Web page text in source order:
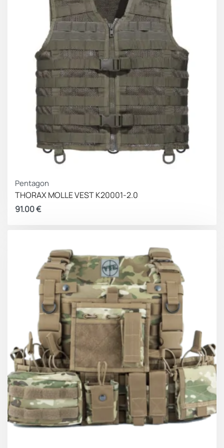
Στα πλαϊνά εφαρμόζουν μαλακές πλάκες θωράκισης
σώματος ή μαλακές πλάκες προστασίας από μαχαίρι.
ΧΑΡΑΚΤΗΡΙΣΤΙΚΑ
· Συνθετικό ποιοτικό ύφασμα 500D και 1000D
επιβραδυντικό της φωτιάς
· Πάνελ MOLLE κομμένα με λέιζερ για ελαφρύ βάρος
και ακρίβεια
· Πάνω από 0,4 ㎡ Προστασία
· Γρήγορη αποδέσμευση με το ένα χέρι
· Διχτυωτό σώμα για ροή αέρα και άνεση
· Ρυθμιζόμενοι ιμάντες ώμου και πλαϊνές ταινίες
· Πίσω λαβή έλξης
Pentagon
THORAX MOLLE VEST K20001-2.0
91.00€